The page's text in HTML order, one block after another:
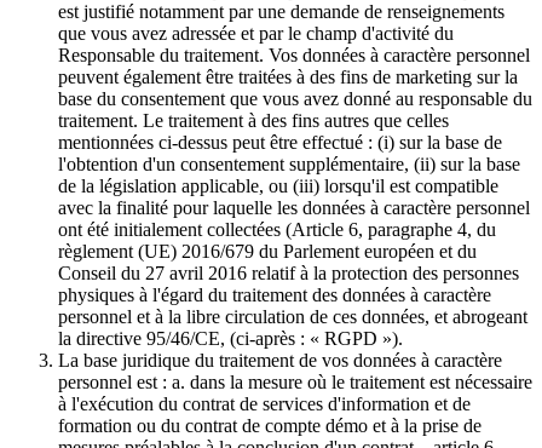
est justifié notamment par une demande de renseignements
que vous avez adressée et par le champ d'activité du
Responsable du traitement. Vos données à caractère personnel
peuvent également être traitées à des fins de marketing sur la
base du consentement que vous avez donné au responsable du
traitement. Le traitement à des fins autres que celles
mentionnées ci-dessus peut être effectué : (i) sur la base de
l'obtention d'un consentement supplémentaire, (ii) sur la base
de la législation applicable, ou (iii) lorsqu'il est compatible
avec la finalité pour laquelle les données à caractère personnel
ont été initialement collectées (Article 6, paragraphe 4, du
règlement (UE) 2016/679 du Parlement européen et du
Conseil du 27 avril 2016 relatif à la protection des personnes
physiques à l'égard du traitement des données à caractère
personnel et à la libre circulation de ces données, et abrogeant
la directive 95/46/CE, (ci-après : « RGPD »).
La base juridique du traitement de vos données à caractère
personnel est : a. dans la mesure où le traitement est nécessaire
à l'exécution du contrat de services d'information et de
formation ou du contrat de compte démo et à la prise de